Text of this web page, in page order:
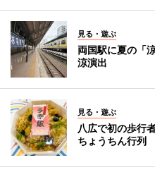
見る・遊ぶ
両国駅に夏の「
涼演出
見る・遊ぶ
八広で初の歩行
ちょうちん行列